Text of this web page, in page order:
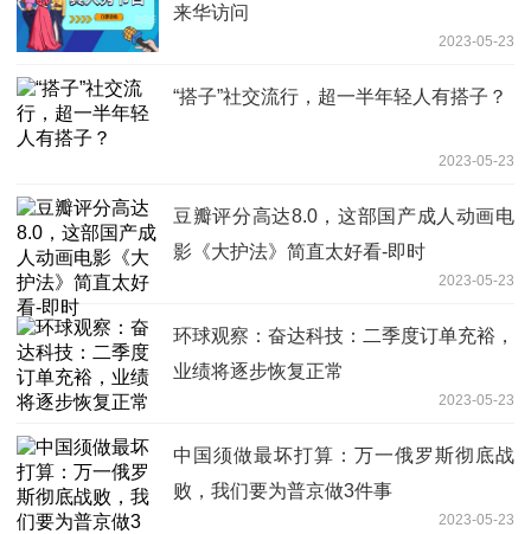
来华访问
2023-05-23
“搭子”社交流行，超一半年轻人有搭子？
2023-05-23
豆瓣评分高达8.0，这部国产成人动画电
影《大护法》简直太好看-即时
2023-05-23
环球观察：奋达科技：二季度订单充裕，
业绩将逐步恢复正常
2023-05-23
中国须做最坏打算：万一俄罗斯彻底战
败，我们要为普京做3件事
2023-05-23